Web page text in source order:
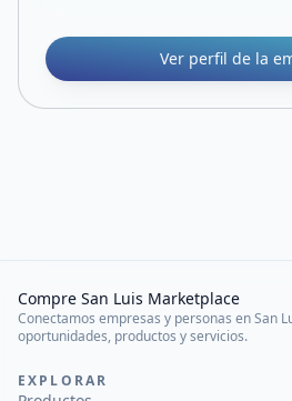
Ver perfil de la
Compre San Luis Marketplace
Conectamos empresas y personas en San
oportunidades, productos y servicios.
EXPLORAR